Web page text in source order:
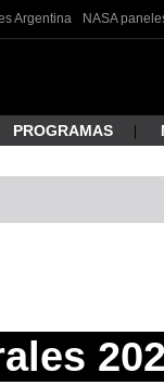
Argentina NASA
PROGRAMAS